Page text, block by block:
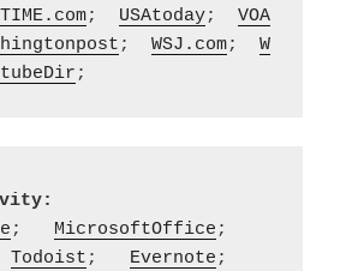
TIME.com; USAtoday; VOA
; WSJ.com; W
;
; MicrosoftOffice;
Todoist; Evernote;